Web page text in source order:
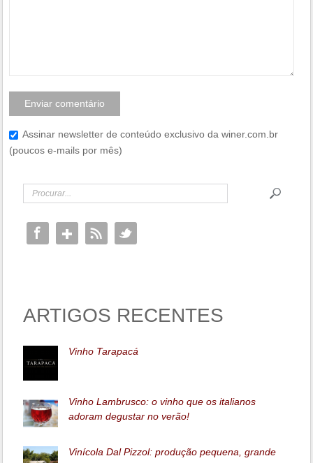
Assinar newsletter de conteúdo exclusivo da winer.com.br
(poucos e-mails por mês)
ARTIGOS RECENTES
Vinho Tarapacá
Vinho Lambrusco: o vinho que os italianos
adoram degustar no verão!
Vinícola Dal Pizzol: produção pequena, grande